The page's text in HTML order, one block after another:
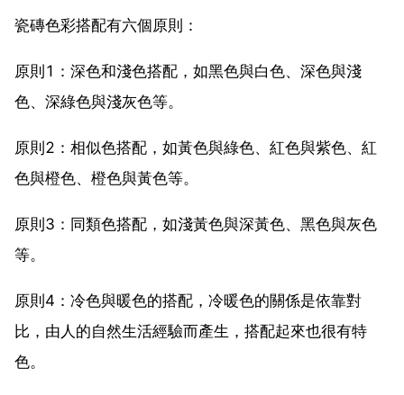
瓷磚色彩搭配有六個原則：
原則1：深色和淺色搭配，如黑色與白色、深色與淺
色、深綠色與淺灰色等。
原則2：相似色搭配，如黃色與綠色、紅色與紫色、紅
色與橙色、橙色與黃色等。
原則3：同類色搭配，如淺黃色與深黃色、黑色與灰色
等。
原則4：冷色與暖色的搭配，冷暖色的關係是依靠對
比，由人的自然生活經驗而產生，搭配起來也很有特
色。